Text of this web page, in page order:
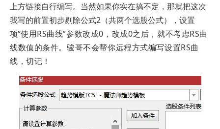
上方链接自行编写。当然如果你实在搞不定，那就把这次
我写的前置初步剔除公式2（共两个选股公式），设置
项“使用RS曲线”参数改成0，改成0之后，就不考虑RS曲
线数值的条件。骏哥不会帮你远程方式编写设置RS曲
线，切记！